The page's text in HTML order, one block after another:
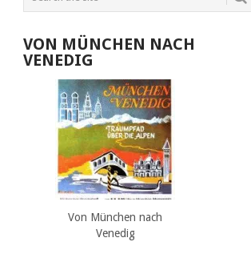
VON MÜNCHEN NACH
VENEDIG
Von München nach
Venedig